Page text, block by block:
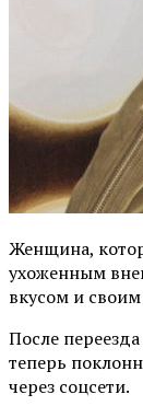
Женщина,
ухоженным
вкусом и
После
теперь
через соцсети.